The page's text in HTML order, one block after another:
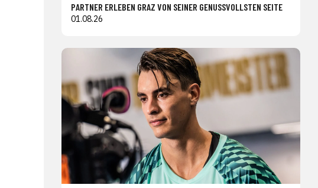
PARTNER ERLEBEN GRAZ VON SEINER GENUSSVOLLSTEN SEITE
01.08.26